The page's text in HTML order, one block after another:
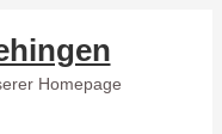
Homepage